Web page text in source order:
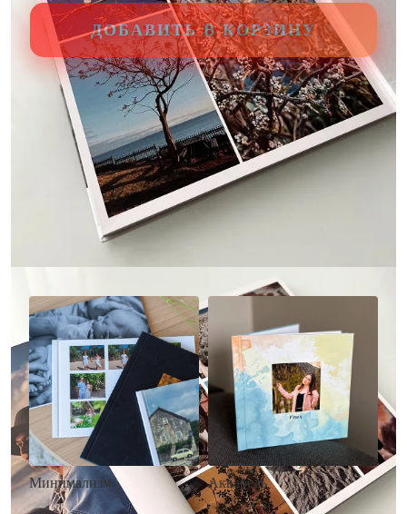
ДОБАВИТЬ В КОРЗИНУ
Другие стили фотокниг
Минимализм Акварель